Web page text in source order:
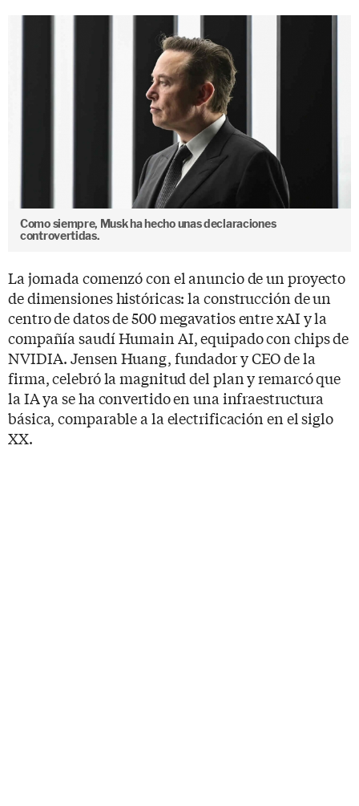
Como siempre, Musk ha hecho unas declaraciones
controvertidas.
La jornada comenzó con el anuncio de un proyecto
de dimensiones históricas: la construcción de un
centro de datos de 500 megavatios entre xAI y la
compañía saudí Humain AI, equipado con chips de
NVIDIA. Jensen Huang, fundador y CEO de la
firma, celebró la magnitud del plan y remarcó que
la IA ya se ha convertido en una infraestructura
básica, comparable a la electrificación en el siglo
XX.